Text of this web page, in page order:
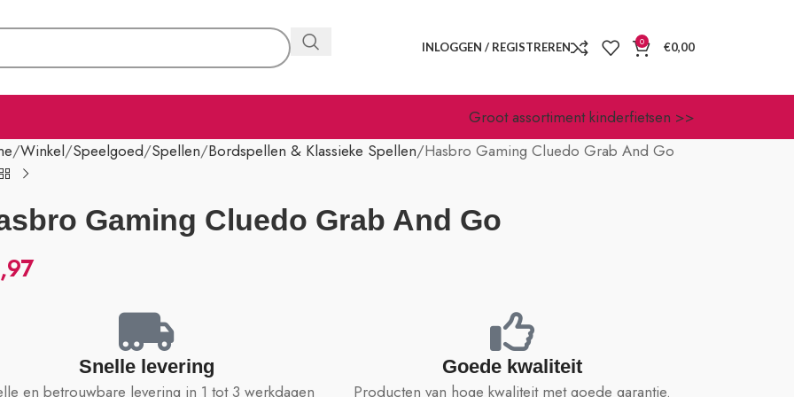
INLOGGEN / REGISTREREN 0 €0,00
Groot assortiment kinderfietsen >>
Winkel Speelgoed Spellen Bordspellen & Klassieke Spellen Hasbro Gaming Cluedo Grab And Go
Gaming Cluedo Grab And Go
Snelle levering
en betrouwbare levering in 1 tot 3 werkdagen
Goede kwaliteit
Producten van hoge kwaliteit met goede garantie.